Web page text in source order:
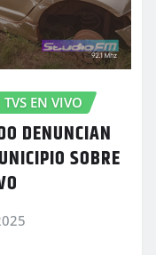
TVS EN VIVO
DENUNCIAN
SOBRE